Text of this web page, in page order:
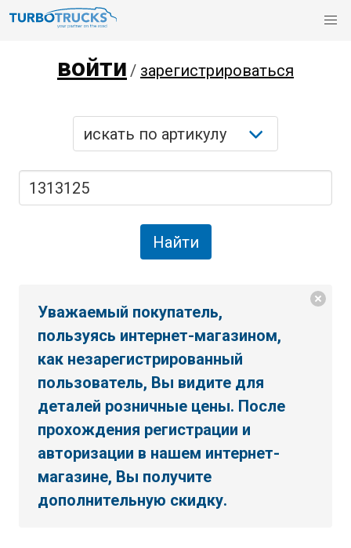
войти / зарегистрироваться
Уважаемый покупатель,
пользуясь интернет-магазином,
как незарегистрированный
пользователь, Вы видите для
деталей розничные цены. После
прохождения регистрации и
авторизации в нашем интернет-
магазине, Вы получите
дополнительную скидку.